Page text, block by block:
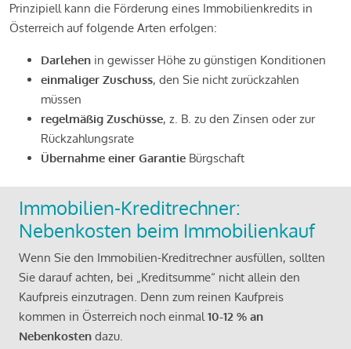
Prinzipiell kann die Förderung eines Immobilienkredits in
Österreich auf folgende Arten erfolgen:
Darlehen in gewisser Höhe zu günstigen Konditionen
einmaliger Zuschuss, den Sie nicht zurückzahlen
müssen
regelmäßig Zuschüsse, z. B. zu den Zinsen oder zur
Rückzahlungsrate
Übernahme einer Garantie Bürgschaft
Immobilien-Kreditrechner:
Nebenkosten beim Immobilienkauf
Wenn Sie den Immobilien-Kreditrechner ausfüllen, sollten
Sie darauf achten, bei „Kreditsumme“ nicht allein den
Kaufpreis einzutragen. Denn zum reinen Kaufpreis
kommen in Österreich noch einmal10-12 % an
Nebenkosten dazu.